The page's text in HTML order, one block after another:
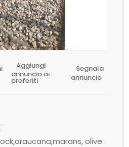
Aggiungi
annuncio ai
preferiti
Segnala
annuncio
olive